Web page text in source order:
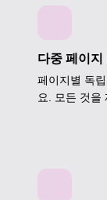
다중 페이지
페이지별 독
요. 모든 것을